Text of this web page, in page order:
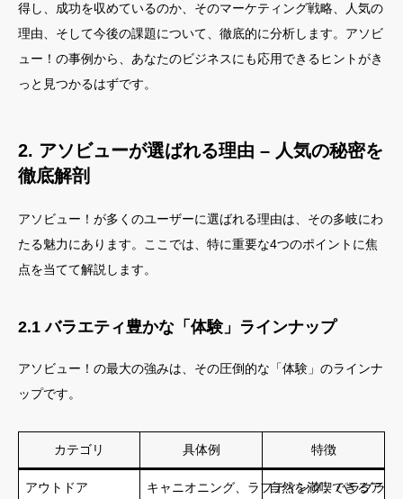
得し、成功を収めているのか、そのマーケティング戦略、人気の
理由、そして今後の課題について、徹底的に分析します。アソビ
ュー！の事例から、あなたのビジネスにも応用できるヒントがき
っと見つかるはずです。
2. アソビューが選ばれる理由 – 人気の秘密を
徹底解剖
アソビュー！が多くのユーザーに選ばれる理由は、その多岐にわ
たる魅力にあります。ここでは、特に重要な4つのポイントに焦
点を当てて解説します。
2.1 バラエティ豊かな「体験」ラインナップ
アソビュー！の最大の強みは、その圧倒的な「体験」のラインナ
ップです。
カテゴリ 具体例 特徴
アウトドア キャニオニング、ラフティング、パラグライ
自然を満喫できるアク